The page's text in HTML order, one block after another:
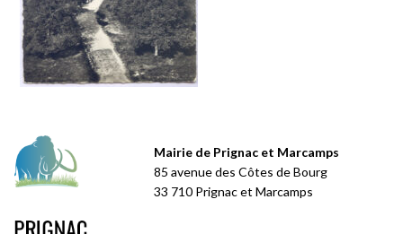
Mairie de Prignac et Marcamps
85 avenue des Côtes de Bourg
33 710 Prignac et Marcamps